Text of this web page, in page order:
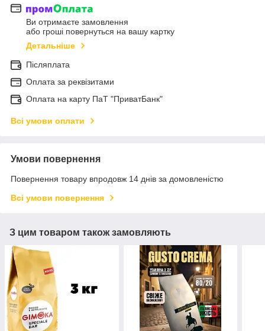
Ви отримаєте замовлення
або гроші повернуться на вашу картку
Детальніше
Післяплата
Оплата за реквізитами
Оплата на карту ПаТ "ПриватБанк"
Всі умови оплати
Умови повернення
Повернення товару впродовж 14 днів за домовленістю
Всі умови повернення
З цим товаром також замовляють